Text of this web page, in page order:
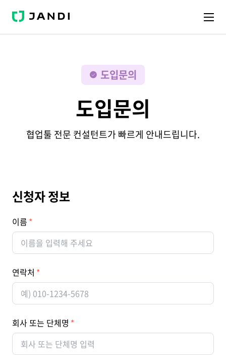
J
N
도입문의
도입문의
협업툴 전문 컨설턴트가 빠르게 안내드립니다.
신청자 정보
이름
연락처
회사 또는 단체명